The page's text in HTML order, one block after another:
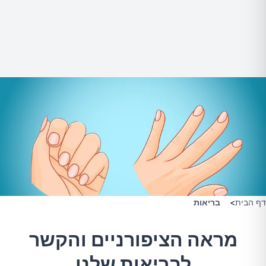
דף הבית> בריאות
מראה הציפורניים והקשר